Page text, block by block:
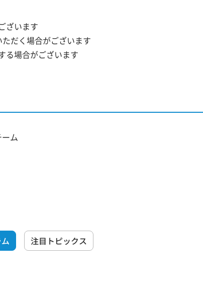
ざいます
だく場合がございます
る場合がございます
ム
注目トピックス